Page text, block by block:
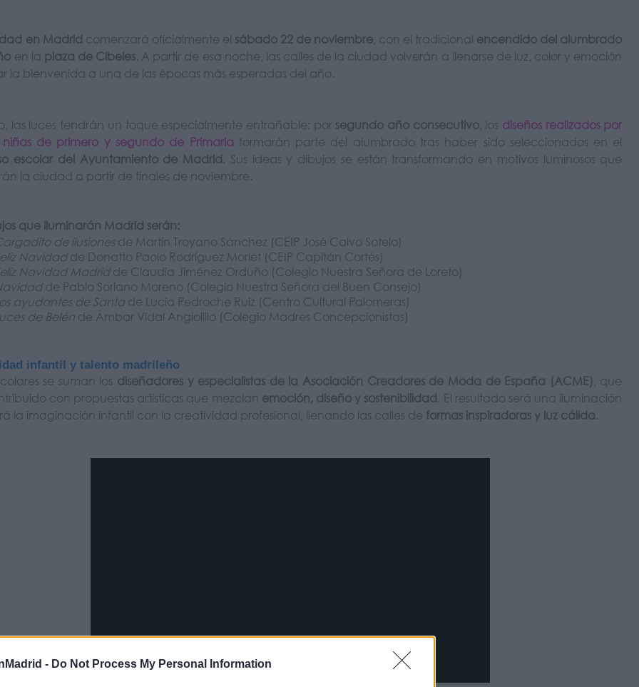
- Do Not Process My Personal Information
en Madrid comenzará oficialmente el sábado 22 de noviembre , con el tradicional encendido del alumbrado
en la plaza de Cibeles. A partir de esa noche, las calles de la ciudad volverán a llenarse de luz, color y emoción
la bienvenida a una de las épocas más esperadas del año.
las luces tendrán un toque especialmente entrañable: por segundo año consecutivo, los diseños realizados por
de primero y segundo de Primaria formarán parte del alumbrado tras haber sido seleccionados en el
escolar del Ayuntamiento de Madrid. Sus ideas y dibujos se están transformando en motivos luminosos que
la ciudad a partir de finales de noviembre.
que iluminarán Madrid serán:
de ilusionesde Martín Troyano Sánchez (CEIP José Calvo Sotelo)
Navidadde Donatto Paolo Rodríguez Morlet (CEIP Capitán Cortés)
Navidad Madridde Claudia Jiménez Orduño (Colegio Nuestra Señora de Loreto)
de Pablo Soriano Moreno (Colegio Nuestra Señora del Buen Consejo)
ayudantes de Santa de Lucía Pedroche Ruiz (Centro Cultural Palomeras)
de Belén de Ámbar Vidal Angiolillo (Colegio Madres Concepcionistas)
infantil y talento madrileño
se suman los diseñadores y especialistas de la Asociación Creadores de Moda de España (ACME) , que
con propuestas artísticas que mezclan emoción, diseño y sostenibilidad. El resultado será una iluminación
la imaginación infantil con la creatividad profesional, llenando las calles de formas inspiradoras y luz cálida.